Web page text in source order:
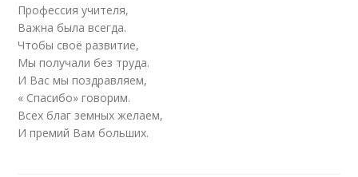
Профессия учителя,
Важна была всегда.
Чтобы своё развитие,
Мы получали без труда.
И Вас мы поздравляем,
« Спасибо» говорим.
Всех благ земных желаем,
И премий Вам больших.